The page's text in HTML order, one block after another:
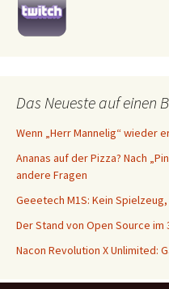
Das Neueste auf einen
Wenn „Herr Mannelig“ wieder
Ananas auf der Pizza? Nach
andere Fragen
Geeetech M1S: Kein
Der Stand von Open Source im
Nacon Revolution X Unlimited: